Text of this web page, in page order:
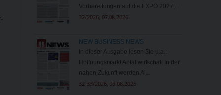
Vorbereitungen auf die EXPO 2027,...
32/2026, 07.08.2026
NEW BUSINESS NEWS
In dieser Ausgabe lesen Sie u.a.:
Hoffnungsmarkt Abfallwirtschaft In der
nahen Zukunft werden Al...
32-33/2026, 05.08.2026